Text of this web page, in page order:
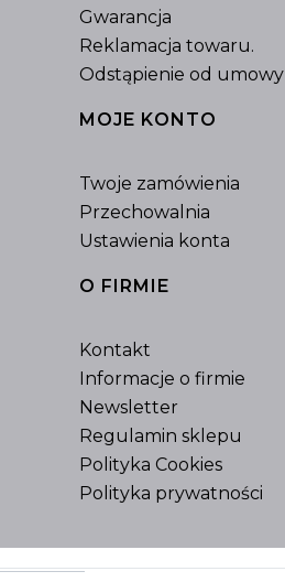
Gwarancja
Reklamacja towaru.
Odstąpienie od umowy
MOJE KONTO
Twoje zamówienia
Przechowalnia
Ustawienia konta
O FIRMIE
Kontakt
Informacje o firmie
Newsletter
Regulamin sklepu
Polityka Cookies
Polityka prywatności